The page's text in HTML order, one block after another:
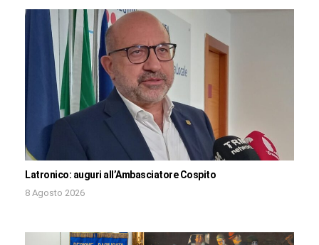
Latronico: auguri all’Ambasciatore Cospito
8 Agosto 2026